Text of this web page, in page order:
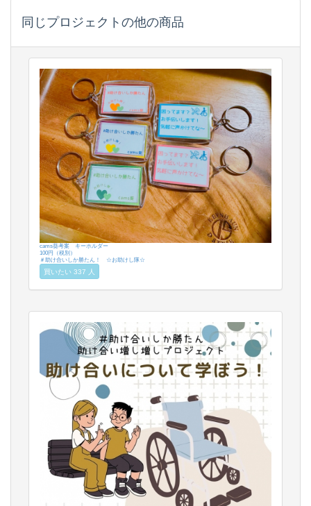
同じプロジェクトの他の商品
cams葵考案 キーホルダー
100円（税別）
＃助け合いしか勝たん！ ☆お助けし隊☆
買いたい 337 人